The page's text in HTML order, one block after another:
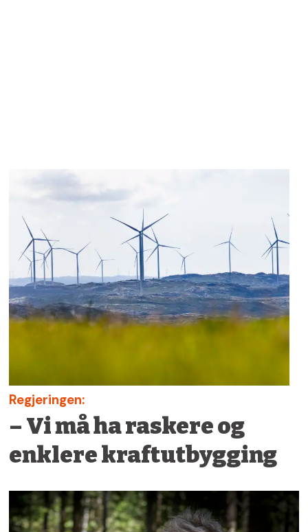
Regjeringen:
– Vi må ha raskere og
enklere kraftutbygging